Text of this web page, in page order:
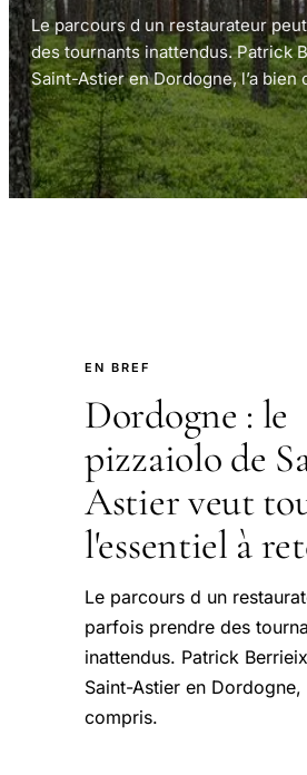
Le parcours d un restaurateur
des tournants inattendus. Patrick
Saint-Astier en Dordogne, l’a bien
EN BREF
Dordogne : le
pizzaiolo de
Astier veut
l'essentiel à
Le parcours d un
parfois prendre des
inattendus. Patrick
Saint-Astier en Dordogne,
compris.